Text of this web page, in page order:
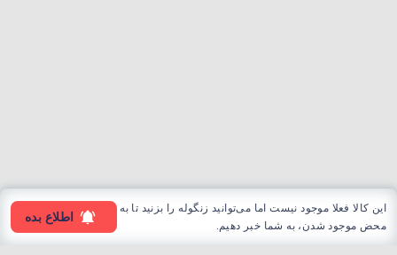
این کالا فعلا موجود نیست اما می‌توانید زنگوله را بزنید تا به
محض موجود شدن، به شما خبر دهیم.
اطلاع بده